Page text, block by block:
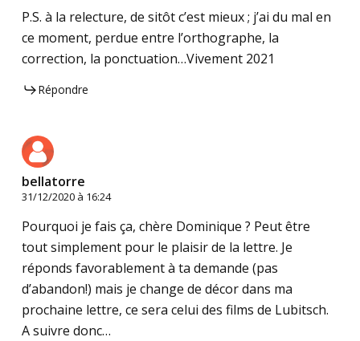
P.S. à la relecture, de sitôt c’est mieux ; j’ai du mal en
ce moment, perdue entre l’orthographe, la
correction, la ponctuation…Vivement 2021
Répondre
bellatorre
31/12/2020 à 16:24
Pourquoi je fais ça, chère Dominique ? Peut être
tout simplement pour le plaisir de la lettre. Je
réponds favorablement à ta demande (pas
d’abandon!) mais je change de décor dans ma
prochaine lettre, ce sera celui des films de Lubitsch.
A suivre donc…